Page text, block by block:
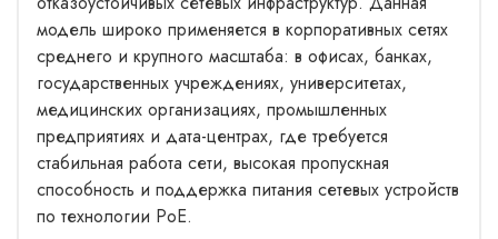
модель широко применяется в корпоративных сетях
среднего и крупного масштаба: в офисах, банках,
государственных учреждениях, университетах,
медицинских организациях, промышленных
предприятиях и дата-центрах, где требуется
стабильная работа сети, высокая пропускная
способность и поддержка питания сетевых устройств
по технологии PoE.